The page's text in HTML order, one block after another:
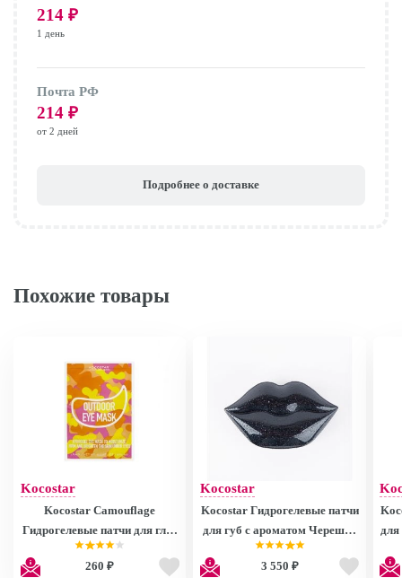
214 ₽
1 день
Почта РФ
214 ₽
от 2 дней
Подробнее о доставке
Похожие товары
Kocostar
Kocostar Camouflage
Гидрогелевые патчи для глаз
на тканевой основе (2 патча/1
пара) 5г/ Hydrogel Eye Mask
260 ₽
Kocostar
Kocostar Гидрогелевые патчи
для губ с ароматом Черешни
(Черные) (20 патчей), 50г /Lip
Mask Black (Black Cherry
3 550 ₽